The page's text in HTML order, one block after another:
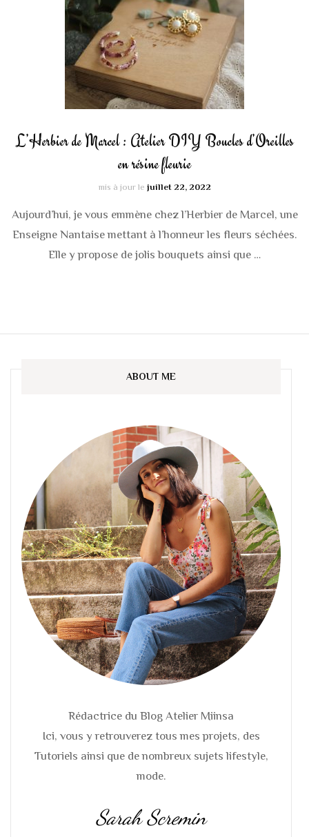
L’Herbier de Marcel : Atelier DIY Boucles d’Oreilles
en résine fleurie
mis à jour le juillet 22, 2022
Aujourd’hui, je vous emmène chez l’Herbier de Marcel, une
Enseigne Nantaise mettant à l’honneur les fleurs séchées.
Elle y propose de jolis bouquets ainsi que …
ABOUT ME
Rédactrice du Blog Atelier Miinsa
Ici, vous y retrouverez tous mes projets, des
Tutoriels ainsi que de nombreux sujets lifestyle,
mode.
Sarah Scremin